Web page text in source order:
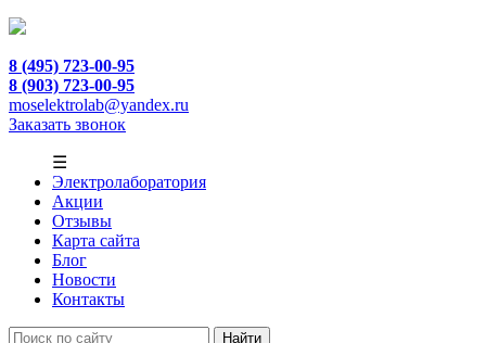
8 (495) 723-00-95
8 (903) 723-00-95
moselektrolab@yandex.ru
Заказать звонок
☰
Электролаборатория
Акции
Отзывы
Карта сайта
Блог
Новости
Контакты